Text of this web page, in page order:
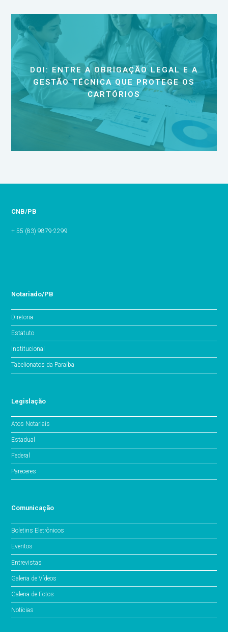
DOI: ENTRE A OBRIGAÇÃO LEGAL E A
GESTÃO TÉCNICA QUE PROTEGE OS
CARTÓRIOS
CNB/PB
+ 55 (83) 9879-2299
Notariado/PB
Diretoria
Estatuto
Institucional
Tabelionatos da Paraíba
Legislação
Atos Notariais
Estadual
Federal
Pareceres
Comunicação
Boletins Eletrônicos
Eventos
Entrevistas
Galeria de Vídeos
Galeria de Fotos
Notícias